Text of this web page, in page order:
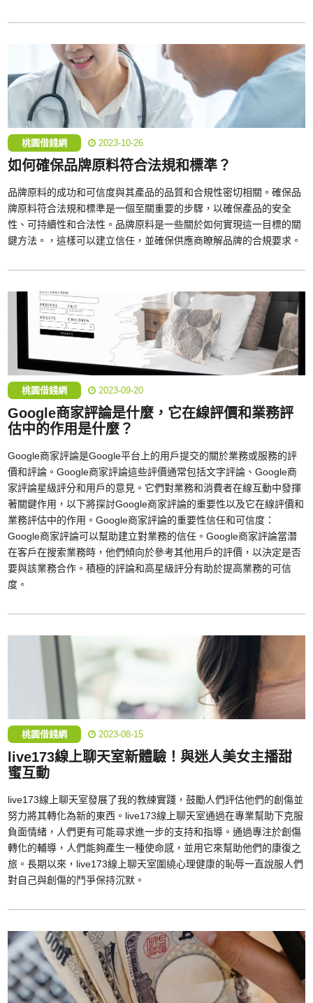
桃園借錢網 2023-10-26
如何確保品牌原料符合法規和標準？
品牌原料的成功和可信度與其產品的品質和合規性密切相關。確保品
牌原料符合法規和標準是一個至關重要的步驟，以確保產品的安全
性、可持續性和合法性。品牌原料是一些關於如何實現這一目標的關
鍵方法。，這樣可以建立信任，並確保供應商瞭解品牌的合規要求。
桃園借錢網 2023-09-20
Google商家評論是什麼，它在線評價和業務評
估中的作用是什麼？
Google商家評論是Google平台上的用戶提交的關於業務或服務的評
價和評論。Google商家評論這些評價通常包括文字評論、Google商
家評論星級評分和用戶的意見。它們對業務和消費者在線互動中發揮
著關鍵作用，以下將探討Google商家評論的重要性以及它在線評價和
業務評估中的作用。Google商家評論的重要性信任和可信度：
Google商家評論可以幫助建立對業務的信任。Google商家評論當潛
在客戶在搜索業務時，他們傾向於參考其他用戶的評價，以決定是否
要與該業務合作。積極的評論和高星級評分有助於提高業務的可信
度。
桃園借錢網 2023-08-15
live173線上聊天室新體驗！與迷人美女主播甜
蜜互動
live173線上聊天室發展了我的教練實踐，鼓勵人們評估他們的創傷並
努力將其轉化為新的東西。live173線上聊天室通過在專業幫助下克服
負面情緒，人們更有可能尋求進一步的支持和指導。通過專注於創傷
轉化的輔導，人們能夠產生一種使命感，並用它來幫助他們的康復之
旅。長期以來，live173線上聊天室圍繞心理健康的恥辱一直說服人們
對自己與創傷的鬥爭保持沉默。